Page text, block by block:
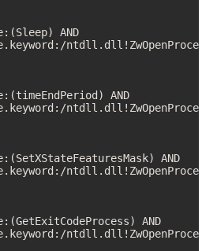
AND
AND
AND
AND